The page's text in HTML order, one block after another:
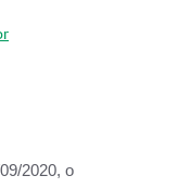
2020, o